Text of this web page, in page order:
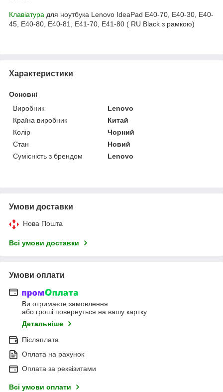
Клавіатура для ноутбука Lenovo IdeaPad E40-70, E40-30, E40-
45, E40-80, E40-81, E41-70, E41-80 ( RU Black з рамкою)
Характеристики
Основні
Виробник
Lenovo
Країна виробник
Китай
Колір
Чорний
Стан
Новий
Сумісність з брендом
Lenovo
Умови доставки
Нова Пошта
Всі умови доставки
Умови оплати
Ви отримаєте замовлення
або гроші повернуться на вашу картку
Детальніше
Післяплата
Оплата на рахунок
Оплата за реквізитами
Всі умови оплати